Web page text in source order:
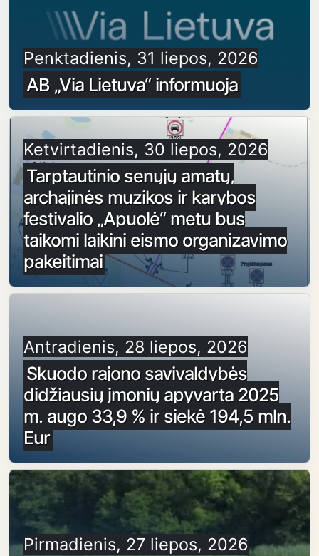
Penktadienis, 31 liepos, 2026
AB „Via Lietuva“ informuoja
Ketvirtadienis, 30 liepos, 2026
Tarptautinio senųjų amatų,
archajinės muzikos ir karybos
festivalio „Apuolė“ metu bus
taikomi laikini eismo organizavimo
pakeitimai
Antradienis, 28 liepos, 2026
Skuodo rajono savivaldybės
didžiausių įmonių apyvarta 2025
m. augo 33,9 % ir siekė 194,5 mln.
Eur
Pirmadienis, 27 liepos, 2026